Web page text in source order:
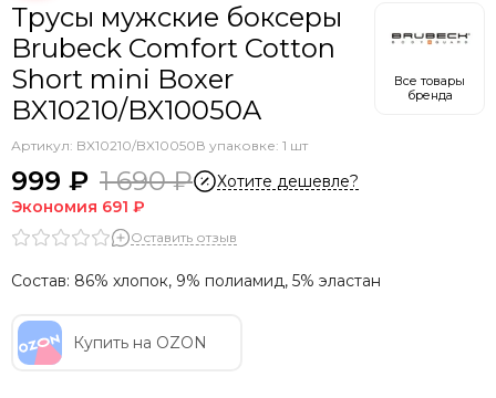
Трусы мужские боксеры
Brubeck Comfort Cotton
Short mini Boxer
BX10210/BX10050A
Артикул: BX10210/BX10050В упаковке: 1 шт
999 ₽ 1 690 ₽
Экономия 691 ₽
Хотите дешевле?
Все товары
бренда
Оставить отзыв
Состав: 86% хлопок, 9% полиамид, 5% эластан
Купить на OZON